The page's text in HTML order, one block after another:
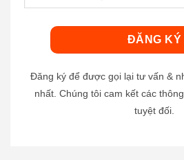
Đăng ký để được gọi lại tư vấn &
nhất. Chúng tôi cam kết các
tuyệt đối.